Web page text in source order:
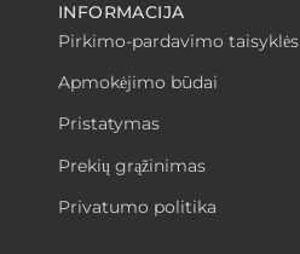
INFORMACIJA
Pirkimo-pardavimo taisyklės
Apmokėjimo būdai
Pristatymas
Prekių grąžinimas
Privatumo politika